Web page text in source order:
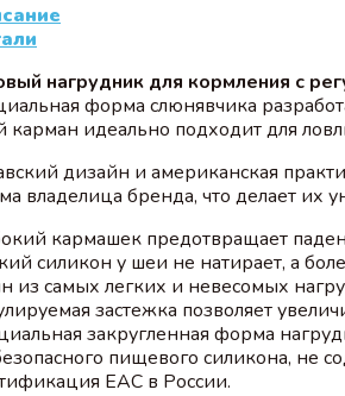
нагрудник для кормления с
форма слюнявчика
карман идеально подходит для
дизайн и американская
владелица бренда, что делает
кармашек предотвращает
силикон у шеи не натирает, а
из самых легких и невесомых
застежка позволяет
закругленная форма
пищевого силикона, не
EAС в России.⠀⠀⠀